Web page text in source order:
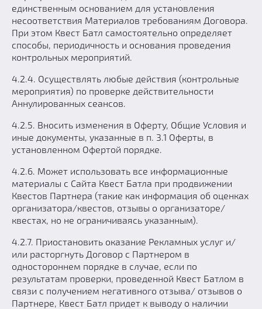
единственным основанием для установления
несоответствия Материалов требованиям Договора.
При этом Квест Батл самостоятельно определяет
способы, периодичность и основания проведения
контрольных мероприятий.
4.2.4. Осуществлять любые действия (контрольные
мероприятия) по проверке действительности
Аннулированных сеансов.
4.2.5. Вносить изменения в Оферту, Общие Условия и
иные документы, указанные в п. 3.1 Оферты, в
установленном Офертой порядке.
4.2.6. Может использовать все информационные
материалы с Сайта Квест Батла при продвижении
Квестов Партнера (такие как информация об оценках
организатора/квестов, отзывы о организаторе/
квестах, но не ограничиваясь указанным).
4.2.7. Приостановить оказание Рекламных услуг и/
или расторгнуть Договор с Партнером в
одностороннем порядке в случае, если по
результатам проверки, проведенной Квест Батлом в
связи с получением негативного отзыва/ отзывов о
Партнере, Квест Батл придет к выводу о наличии